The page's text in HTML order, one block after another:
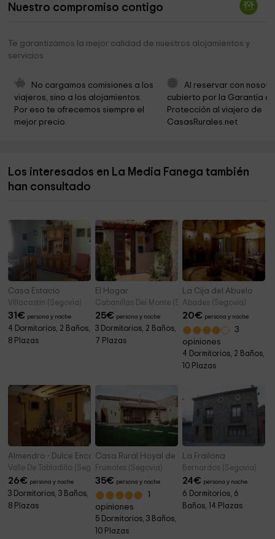
Ermita del Santo Cristo del Humilladero 3,2 km
Ermita de los Remedios
Iglesia de Nuestra Señora de la Asunción
Ayuntamiento de Lastras del Pozo
Ayuntamiento de Lastras del Pozo 4,9 km
Iglesia Santiago Apóstol 4,9 km
Nuestro compromiso contigo
Te garantizamos la mejor calidad de nuestros alojamientos y
servicios
No cargamos comisiones a los
viajeros, sino a los alojamientos.
Por eso te ofrecemos siempre el
mejor precio.
Al reservar con
cubierto por la Garantía
Protección al viajero de
CasasRurales.net
Los interesados en La Media Fanega también
han consultado
Casa Estacio
Villacastin (Segovia)
31€ persona y noche
4 Dormitorios, 2 Baños,
8 Plazas
El Hogar
Cabanillas Del Monte (Segovia)
25€ persona y noche
3 Dormitorios, 2 Baños,
7 Plazas
La Cija del Abuelo
Abades (Segovia)
20€ persona y noche
3
opiniones
4 Dormitorios, 2 Baños,
10 Plazas
Almendro - Dulce Encanto Del Valle
Valle De Tabladillo (Segovia)
26€ persona y noche
3 Dormitorios, 3 Baños,
8 Plazas
Casa Rural Hoyal de Pinares
Frumales (Segovia)
35€ persona y noche
opiniones
5 Dormitorios, 3 Baños,
10 Plazas
La Frailona
Bernardos (Segovia)
24€ persona y noche
6 Dormitorios, 6
Baños, 14 Plazas